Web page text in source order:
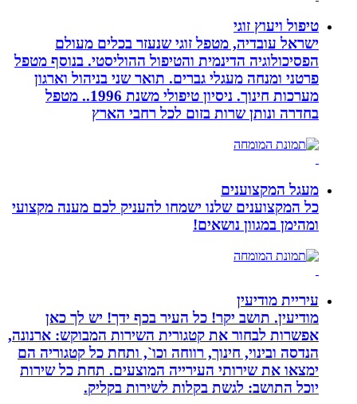
טיפול ויעוץ זוגי
ישראל עובדיה, מטפל זוגי שנעזר בכלים מעולם
הפסיכולוגיה הדינמית והטיפול ההוליסטי. בנוסף מטפל
פרטני ומנחה מעגלי גברים. תואר שני בניהול וארגון
מערכות חינוך. ניסיון טיפולי משנת 1996.. מטפל
בחדרה ונותן שרות בזום לכל רחבי הארץ
מעגל המקצוענים
כל המקצוענים שלנו ישמחו להעניק לכם מענה מקצועי
ומהימן במגוון נושאים!
עיריית מודיעין
מודיעין. תושב יקר! כל העיר בכף ידך! יש לך כאן
אפשרות לבחור את קטגורית השירות המבוקש: ארנונה,
הנדסה ובינוי, חינוך, רווחה וכו`, ותחת כל קטגוריה הם
ימצאו את שירותי העירייה המוצעים. תחת כל שירות
יוכל התושב: לגשת בקלות לשירות בקליק.